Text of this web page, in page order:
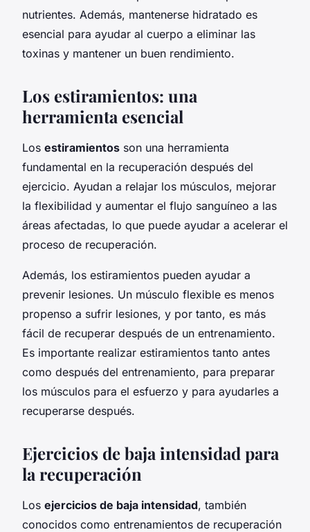
nutrientes. Además, mantenerse hidratado es
esencial para ayudar al cuerpo a eliminar las
toxinas y mantener un buen rendimiento.
Los estiramientos: una
herramienta esencial
Los estiramientos son una herramienta
fundamental en la recuperación después del
ejercicio. Ayudan a relajar los músculos, mejorar
la flexibilidad y aumentar el flujo sanguíneo a las
áreas afectadas, lo que puede ayudar a acelerar el
proceso de recuperación.
Además, los estiramientos pueden ayudar a
prevenir lesiones. Un músculo flexible es menos
propenso a sufrir lesiones, y por tanto, es más
fácil de recuperar después de un entrenamiento.
Es importante realizar estiramientos tanto antes
como después del entrenamiento, para preparar
los músculos para el esfuerzo y para ayudarles a
recuperarse después.
Ejercicios de baja intensidad para
la recuperación
Los ejercicios de baja intensidad, también
conocidos como entrenamientos de recuperación